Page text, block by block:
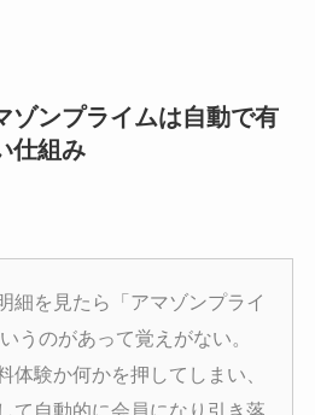
ンプライムは自動で有
仕組み
細を見たら「アマゾンプライ
うのがあって覚えがない。
体験か何かを押してしまい、
て自動的に会員になり引き落